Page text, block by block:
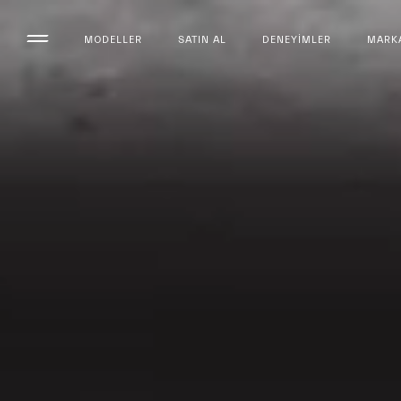
MODELLER SATIN AL DENEYIMLER